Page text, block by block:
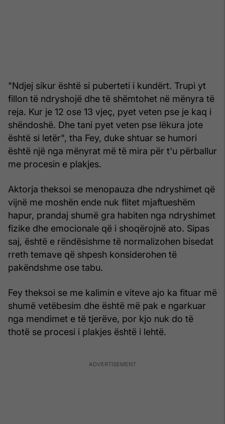
"Ndjej sikur është si puberteti i kundërt. Trupi yt
fillon të ndryshojë dhe të shëmtohet në mënyra të
reja. Kur je 12 ose 13 vjeç, pyet veten pse je kaq i
shëndoshë. Dhe tani pyet veten pse lëkura jote
është si letër", tha Fey, duke shtuar se humori
është një nga mënyrat më të mira për t'u përballur
me procesin e plakjes.
Aktorja theksoi se menopauza dhe ndryshimet që
vijnë me moshën ende nuk flitet mjaftueshëm
hapur, prandaj shumë gra habiten nga ndryshimet
fizike dhe emocionale që i shoqërojnë ato. Sipas
saj, është e rëndësishme të normalizohen bisedat
rreth temave që shpesh konsiderohen të
pakëndshme ose tabu.
Fey theksoi se me kalimin e viteve ajo ka fituar më
shumë vetëbesim dhe është më pak e ngarkuar
nga mendimet e të tjerëve, por kjo nuk do të
thotë se procesi i plakjes është i lehtë.